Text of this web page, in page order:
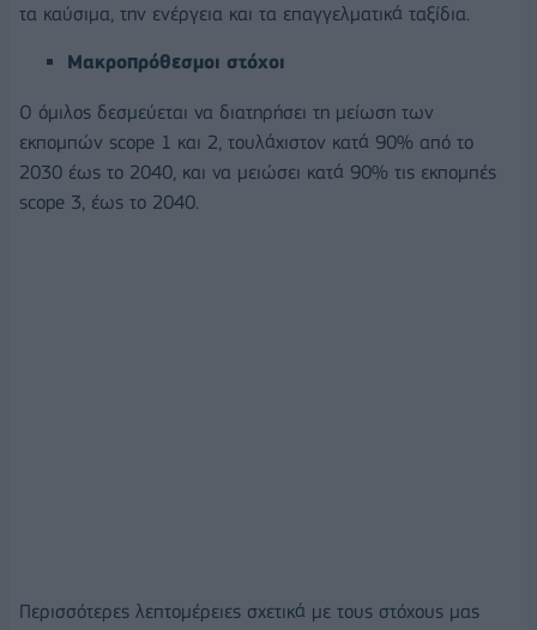
τα καύσιμα, την ενέργεια και τα επαγγελματικά ταξίδια.
Μακροπρόθεσμοι στόχοι
Ο όμιλος δεσμεύεται να διατηρήσει τη μείωση των
εκπομπών scope 1 και 2, τουλάχιστον κατά 90% από το
2030 έως το 2040, και να μειώσει κατά 90% τις εκπομπές
scope 3, έως το 2040.
Περισσότερες λεπτομέρειες σχετικά με τους στόχους μας